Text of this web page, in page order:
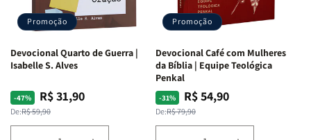
Promoção
Devocional Quarto de Guerra |
Isabelle S. Alves
-47%
Preço
normal
De:R$ 59,90
Preço
promocional
R$ 31,90
Promoção
Devocional Café com Mulheres
da Bíblia | Equipe Teológica
Penkal
-31%
Preço
normal
De:R$ 79,90
Preço
promocional
R$ 54,90